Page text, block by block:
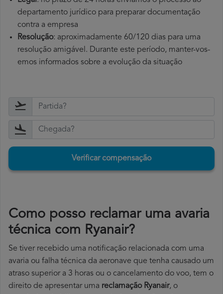
departamento jurídico para preparar documentação
contra a empresa
Resolução: aproximadamente 60/120 dias para uma
resolução amigável. Durante este período, manter-vos-
emos informados sobre a evolução da situação
Verificar compensação
Como posso reclamar uma avaria
técnica com Ryanair?
Se tiver recebido uma notificação relacionada com uma
avaria ou falha técnica da aeronave que tenha causado um
atraso superior a 3 horas ou o cancelamento do voo, tem o
direito de apresentar uma reclamação Ryanair, o